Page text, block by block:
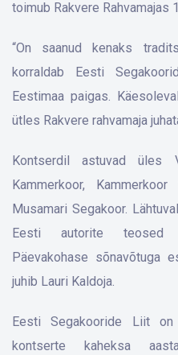
toimub Rakvere Rahvamajas
“On saanud kenaks
korraldab Eesti
Eestimaa paigas.
ütles Rakvere rahvamaja
Kontserdil astuvad üles
Kammerkoor,
Musamari Segakoor.
Eesti autorite teosed
Päevakohase sõnavõtuga
juhib Lauri Kaldoja.
Eesti Segakooride Liit on
kontserte kaheksa